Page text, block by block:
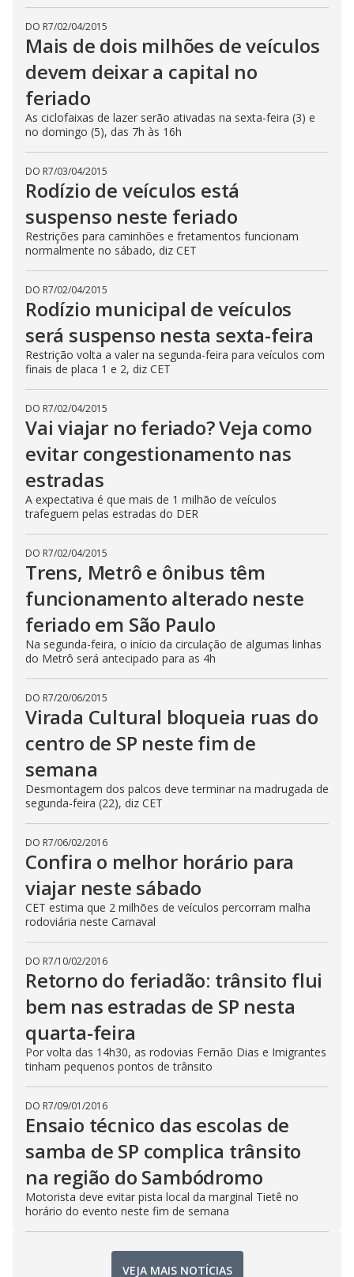
DO R7/02/04/2015
Mais de dois milhões de veículos
devem deixar a capital no
feriado
As ciclofaixas de lazer serão ativadas na sexta-feira (3) e
no domingo (5), das 7h às 16h
DO R7/03/04/2015
Rodízio de veículos está
suspenso neste feriado
Restrições para caminhões e fretamentos funcionam
normalmente no sábado, diz CET
DO R7/02/04/2015
Rodízio municipal de veículos
será suspenso nesta sexta-feira
Restrição volta a valer na segunda-feira para veículos com
finais de placa 1 e 2, diz CET
DO R7/02/04/2015
Vai viajar no feriado? Veja como
evitar congestionamento nas
estradas
A expectativa é que mais de 1 milhão de veículos
trafeguem pelas estradas do DER
DO R7/02/04/2015
Trens, Metrô e ônibus têm
funcionamento alterado neste
feriado em São Paulo
Na segunda-feira, o início da circulação de algumas linhas
do Metrô será antecipado para as 4h
DO R7/20/06/2015
Virada Cultural bloqueia ruas do
centro de SP neste fim de
semana
Desmontagem dos palcos deve terminar na madrugada de
segunda-feira (22), diz CET
DO R7/06/02/2016
Confira o melhor horário para
viajar neste sábado
CET estima que 2 milhões de veículos percorram malha
rodoviária neste Carnaval
DO R7/10/02/2016
Retorno do feriadão: trânsito flui
bem nas estradas de SP nesta
quarta-feira
Por volta das 14h30, as rodovias Fernão Dias e Imigrantes
tinham pequenos pontos de trânsito
DO R7/09/01/2016
Ensaio técnico das escolas de
samba de SP complica trânsito
na região do Sambódromo
Motorista deve evitar pista local da marginal Tietê no
horário do evento neste fim de semana
VEJA MAIS NOTÍCIAS